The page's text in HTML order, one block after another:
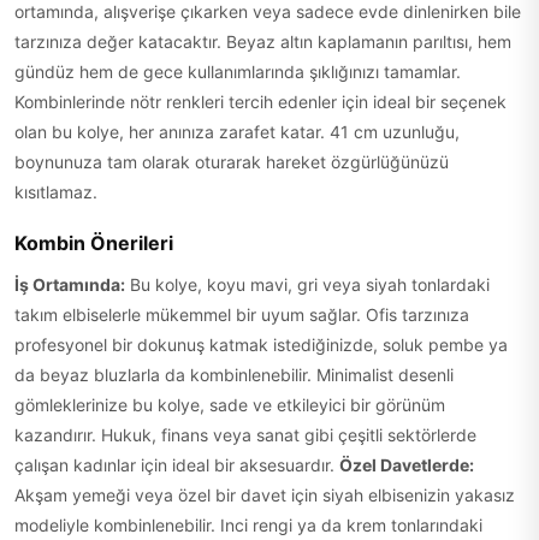
ortamında, alışverişe çıkarken veya sadece evde dinlenirken bile
tarzınıza değer katacaktır. Beyaz altın kaplamanın parıltısı, hem
gündüz hem de gece kullanımlarında şıklığınızı tamamlar.
Kombinlerinde nötr renkleri tercih edenler için ideal bir seçenek
olan bu kolye, her anınıza zarafet katar. 41 cm uzunluğu,
boynunuza tam olarak oturarak hareket özgürlüğünüzü
kısıtlamaz.
Kombin Önerileri
İş Ortamında: Bu kolye, koyu mavi, gri veya siyah tonlardaki
takım elbiselerle mükemmel bir uyum sağlar. Ofis tarzınıza
profesyonel bir dokunuş katmak istediğinizde, soluk pembe ya
da beyaz bluzlarla da kombinlenebilir. Minimalist desenli
gömleklerinize bu kolye, sade ve etkileyici bir görünüm
kazandırır. Hukuk, finans veya sanat gibi çeşitli sektörlerde
çalışan kadınlar için ideal bir aksesuardır. Özel Davetlerde:
Akşam yemeği veya özel bir davet için siyah elbisenizin yakasız
modeliyle kombinlenebilir. Inci rengi ya da krem tonlarındaki